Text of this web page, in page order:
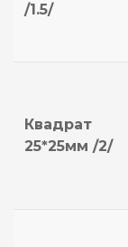
/1.5/
Квадрат
25*25мм /2/